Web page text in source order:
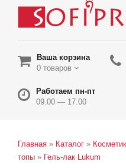
Ваша корзина
0 товаров
Работаем пн-пт
09.00 — 17.00
Главная » Каталог »
топы » Гель-лак Lukum